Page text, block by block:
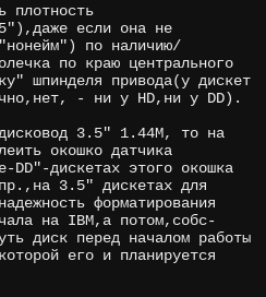
плотность
если она не
по наличию/
по краю центрального
шпинделя привода(у дискет
- ни у HD,ни у DD).
3.5" 1.44М, то на
окошко датчика
дискетах этого окошка
3.5" дискетах для
форматирования
на IBM,а потом,собс-
диск перед началом работы
его и планируется